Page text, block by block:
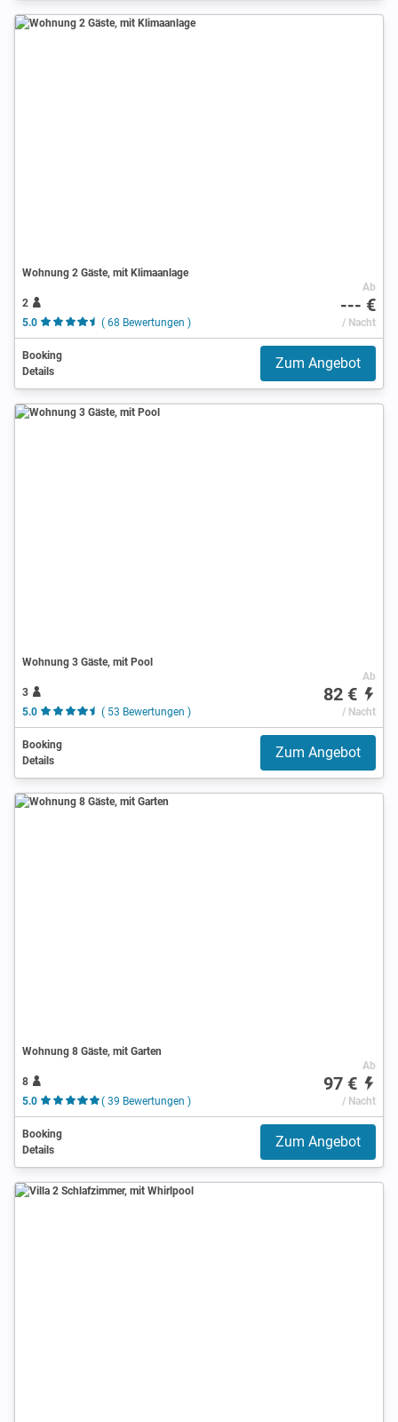
Wohnung 2 Gäste, mit Klimaanlage
2
5.0
( 68 Bewertungen )
Ab
--- €
/ Nacht
Booking
Details
Zum Angebot
Wohnung 3 Gäste, mit Pool
3
5.0
( 53 Bewertungen )
Ab
82 €
/ Nacht
Booking
Details
Zum Angebot
Wohnung 8 Gäste, mit Garten
8
5.0
( 39 Bewertungen )
Ab
97 €
/ Nacht
Booking
Details
Zum Angebot